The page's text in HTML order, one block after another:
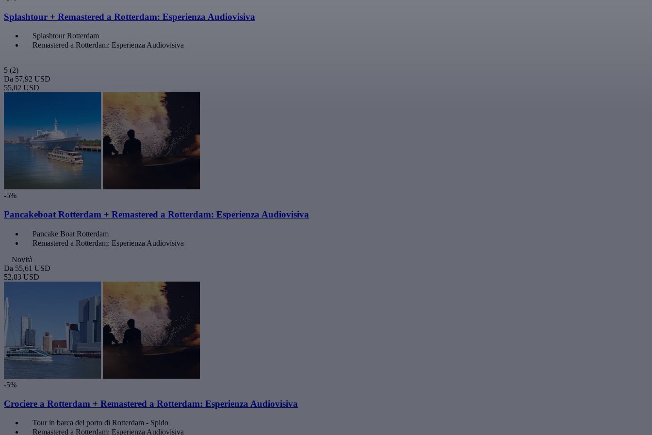
Splashtour + Remastered a Rotterdam: Esperienza Audiovisiva
Splashtour Rotterdam
Remastered a Rotterdam: Esperienza Audiovisiva
5 (2)
Da 57,92 USD
55,02 USD
-5%
Pancakeboat Rotterdam + Remastered a Rotterdam: Esperienza Audiovisiva
Pancake Boat Rotterdam
Remastered a Rotterdam: Esperienza Audiovisiva
Novità
Da 55,61 USD
52,83 USD
-5%
Crociere a Rotterdam + Remastered a Rotterdam: Esperienza Audiovisiva
Tour in barca del porto di Rotterdam - Spido
Remastered a Rotterdam: Esperienza Audiovisiva